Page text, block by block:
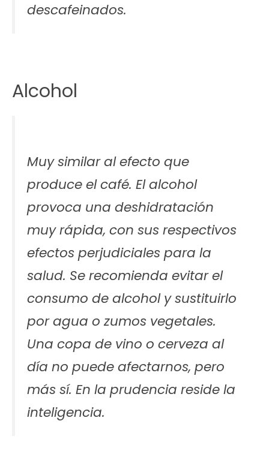
descafeinados.
Alcohol
Muy similar al efecto que
produce el café. El alcohol
provoca una deshidratación
muy rápida, con sus respectivos
efectos perjudiciales para la
salud. Se recomienda evitar el
consumo de alcohol y sustituirlo
por agua o zumos vegetales.
Una copa de vino o cerveza al
día no puede afectarnos, pero
más sí. En la prudencia reside la
inteligencia.